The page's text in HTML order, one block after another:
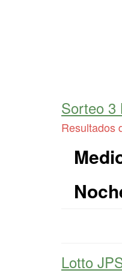
Sorteo 3
Resultados
Lotto